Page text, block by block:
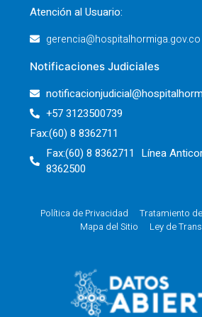
Atención al Usuario:
gerencia@hospitalhormiga.gov.co
Notificaciones Judiciales
+57 3123500739
Fax:(60) 8 8362711
Fax:(60) 8 8362711 Línea
8362500
Política de Privacidad
Tratamiento
Mapa del Sitio
Ley de